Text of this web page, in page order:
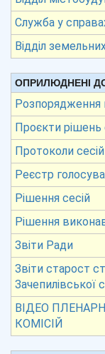
Служба у
Відділ
ОПРИЛЮДНЕНІ
Розпорядження
Проєкти рішень
Протоколи сесій
Реєстр
Рішення сесій
Рішення
Звіти Ради
Звіти старост
Зачепилівської
ВІДЕО
КОМІСІЙ